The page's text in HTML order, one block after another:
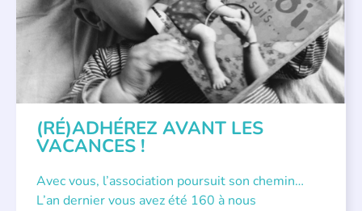
(RÉ)ADHÉREZ AVANT LES
VACANCES !
Avec vous, l’association poursuit son chemin…
L’an dernier vous avez été 160 à nous